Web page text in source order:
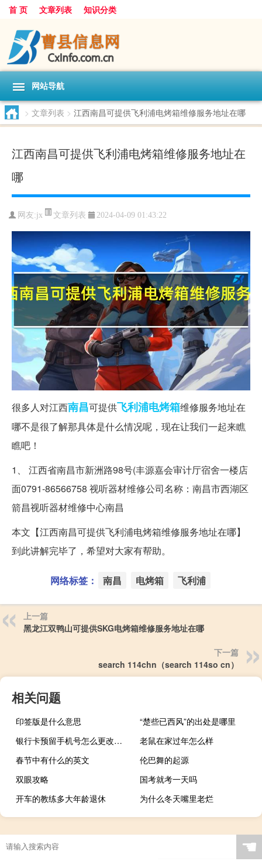
首 页 文章列表 知识分类
网站导航
> 文章列表 > 江西南昌可提供飞利浦电烤箱维修服务地址在哪
江西南昌可提供飞利浦电烤箱维修服务地址在
哪
网友:jx 文章列表 2024-04-09 01:43:22
很多人对江西南昌可提供飞利浦电烤箱维修服务地址在
哪不是很了解那具体是什么情况呢，现在让我们一起来瞧
瞧吧！
1、 江西省南昌市新洲路98号(丰源嘉会审计厅宿舍一楼店
面0791-86566758 视听器材维修公司名称：南昌市西湖区
箭昌视听器材维修中心南昌
本文【江西南昌可提供飞利浦电烤箱维修服务地址在哪】
到此讲解完毕了，希望对大家有帮助。
网络标签： 南昌 电烤箱 飞利浦
上一篇
黑龙江双鸭山可提供SKG电烤箱维修服务地址在哪
下一篇
search 114chn（search 114so cn）
相关问题
印签版是什么意思
“楚些已西风”的出处是哪里
银行卡预留手机号怎么更改步骤（银行卡预留手机号怎么更改）
老鼠在家过年怎么样
春节中有什么的英文
伦巴舞的起源
双眼攻略
国考就考一天吗
开车的教练多大年龄退休
为什么冬天嘴里老烂
☚